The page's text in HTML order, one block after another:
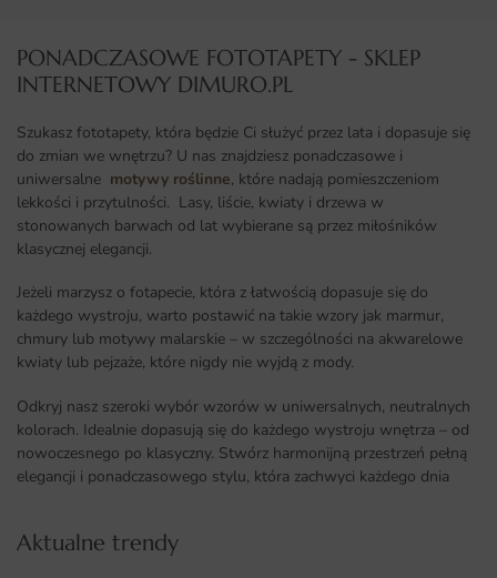
PONADCZASOWE FOTOTAPETY - SKLEP
INTERNETOWY DIMURO.PL​
Szukasz fototapety, która będzie Ci służyć przez lata i dopasuje się
do zmian we wnętrzu? U nas znajdziesz ponadczasowe i
uniwersalne motywy roślinne, które nadają pomieszczeniom
lekkości i przytulności. Lasy, liście, kwiaty i drzewa w
stonowanych barwach od lat wybierane są przez miłośników
klasycznej elegancji.
Jeżeli marzysz o fotapecie, która z łatwością dopasuje się do
każdego wystroju, warto postawić na takie wzory jak marmur,
chmury lub motywy malarskie – w szczególności na akwarelowe
kwiaty lub pejzaże, które nigdy nie wyjdą z mody.
Odkryj nasz szeroki wybór wzorów w uniwersalnych, neutralnych
kolorach. Idealnie dopasują się do każdego wystroju wnętrza – od
nowoczesnego po klasyczny. Stwórz harmonijną przestrzeń pełną
elegancji i ponadczasowego stylu, która zachwyci każdego dnia
Aktualne trendy​